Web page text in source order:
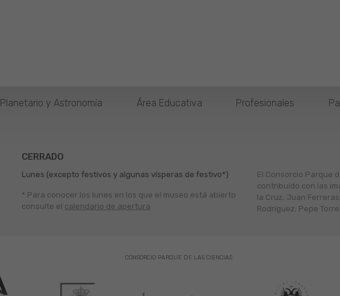
Planetario y Astronomía Área Educativa Profesionales
CERRADO
Lunes (excepto festivos y algunas vísperas de festivo*)
* Para conocer los lunes en los que el museo está abierto
consulte el calendario de apertura
El Consorcio Parque
contribuido con las
la Cruz; Juan
Rodríguez; Pepe
CONSORCIO PARQUE DE LAS CIENCIAS